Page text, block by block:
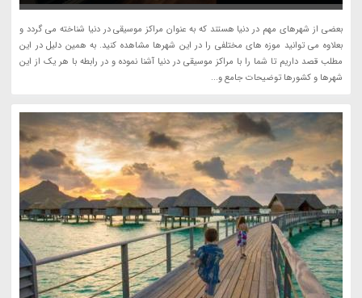
بعضی از شهرهای مهم در دنیا هستند که به عنوان مراکز موسیقی در دنیا شناخته می گردد و
بعلاوه می توانید موزه های مختلفی را در این شهرها مشاهده کنید. به همین دلیل در این
مطلب قصد داریم تا شما را با مراکز موسیقی در دنیا آشنا نموده و در رابطه با هر یک از این
شهرها و کشورها توضیحات جامع و...